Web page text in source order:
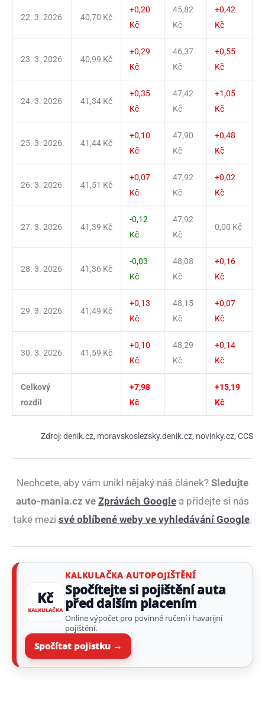
22. 3. 2026 40,70 Kč
+0,20
Kč
45,82
Kč
+0,42
Kč
23. 3. 2026 40,99 Kč
+0,29
Kč
46,37
Kč
+0,55
Kč
24. 3. 2026 41,34 Kč
+0,35
Kč
47,42
Kč
+1,05
Kč
25. 3. 2026 41,44 Kč
+0,10
Kč
47,90
Kč
+0,48
Kč
26. 3. 2026 41,51 Kč
+0,07
Kč
47,92
Kč
+0,02
Kč
27. 3. 2026 41,39 Kč
-0,12
Kč
47,92
Kč
0,00 Kč
28. 3. 2026 41,36 Kč
-0,03
Kč
48,08
Kč
+0,16
Kč
29. 3. 2026 41,49 Kč
+0,13
Kč
48,15
Kč
+0,07
Kč
30. 3. 2026 41,59 Kč
+0,10
Kč
48,29
Kč
+0,14
Kč
Celkový
rozdíl
+7,98
Kč
+15,19
Kč
Zdroj:denik.cz, moravskoslezsky.denik.cz, novinky.cz, CCS
Nechcete, aby vám unikl nějaký náš článek? Sledujte
auto-mania.cz ve Zprávách Google a přidejte si nás
také mezi své oblíbené weby ve vyhledávání Google.
Kč
KALKULAČKA
KALKULAČKA AUTOPOJIŠTĚNÍ
Spočítejte si pojištění auta
před dalším placením
Online výpočet pro povinné ručení i havarijní
pojištění.
Spočítat pojistku →